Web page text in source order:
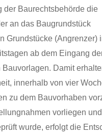
der Baurechtsbehörde die
an das Baugrundstück
Grundstücke (Angrenzer)
ab dem Eingang
Damit
innerhalb von vier
zu dem Bauvorhaben
vorliegen
wurde, erfolgt die